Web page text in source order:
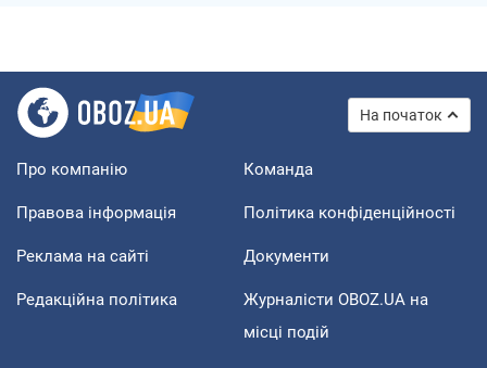
На початок
Про компанію Команда
Правова інформація Політика конфіденційності
Реклама на сайті Документи
Редакційна політика
Журналісти OBOZ.UA на
місці подій